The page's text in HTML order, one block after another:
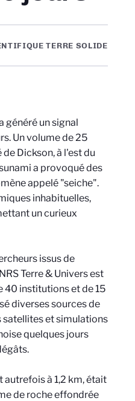
TERRE SOLIDE
généré un signal
Un volume de 25
Dickson, à l'est du
a provoqué des
appelé "seiche".
inhabituelles,
un curieux
issus de
Terre & Univers est
40 institutions et de 15
diverses sources de
satellites et simulations
quelques jours
autrefois à 1,2 km, était
de roche effondrée